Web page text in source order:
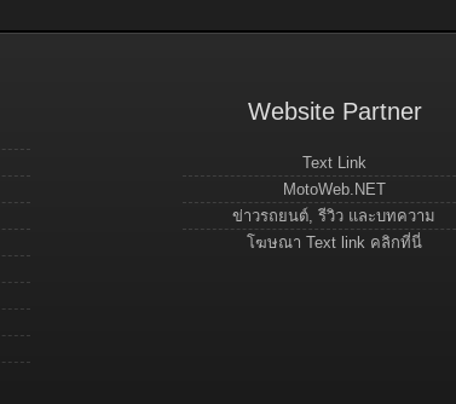
Website Partner
Text Link
MotoWeb.NET
ข่าวรถยนต์, รีวิว และบทความ
โฆษณา Text link คลิกที่นี่